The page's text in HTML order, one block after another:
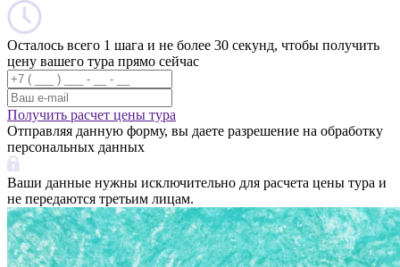
Осталось всего 1 шага и не более 30 секунд, чтобы получить
цену вашего тура прямо сейчас
Получить расчет цены тура
Отправляя данную форму, вы даете разрешение на обработку
персональных данных
Ваши данные нужны исключительно для расчета цены тура и
не передаются третьим лицам.